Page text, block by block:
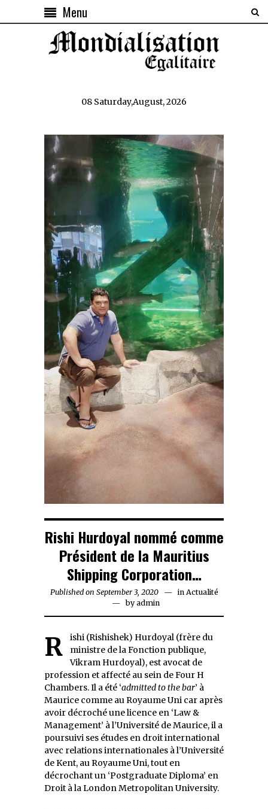
Menu
08 Saturday,August, 2026
Rishi Hurdoyal nommé comme
Président de la Mauritius
Shipping Corporation…
Published on September 3, 2020September
3,
2020
in Actualité
byadmin
Rishi (Rishishek) Hurdoyal (frère du
ministre de la Fonction publique,
Vikram Hurdoyal), est avocat de
profession et affecté au sein de Four H
Chambers. Il a été ‘admitted to the bar’ à
Maurice comme au Royaume Uni car après
avoir décroché une licence en ‘Law &
Management’ à l’Université de Maurice, il a
poursuivi ses études en droit international
avec relations internationales à l’Université
de Kent, au Royaume Uni, tout en
décrochant un ‘Postgraduate Diploma’ en
Droit à la London Metropolitan University.